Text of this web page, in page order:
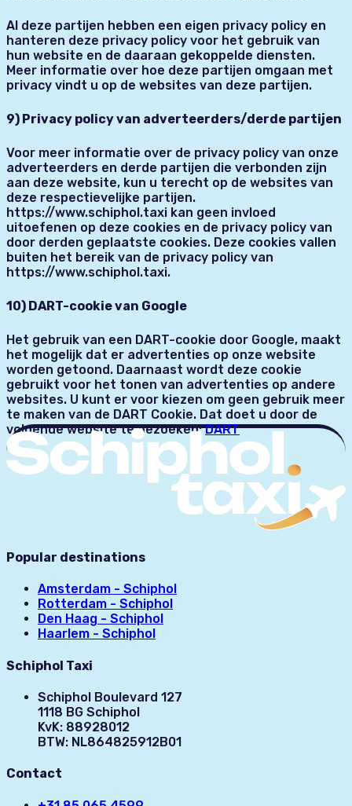
Al deze partijen hebben een eigen privacy policy en
hanteren deze privacy policy voor het gebruik van
hun website en de daaraan gekoppelde diensten.
Meer informatie over hoe deze partijen omgaan met
privacy vindt u op de websites van deze partijen.
9) Privacy policy van adverteerders/derde partijen
Voor meer informatie over de privacy policy van onze
adverteerders en derde partijen die verbonden zijn
aan deze website, kun u terecht op de websites van
deze respectievelijke partijen.
https://www.schiphol.taxi kan geen invloed
uitoefenen op deze cookies en de privacy policy van
door derden geplaatste cookies. Deze cookies vallen
buiten het bereik van de privacy policy van
https://www.schiphol.taxi.
10) DART-cookie van Google
Het gebruik van een DART-cookie door Google, maakt
het mogelijk dat er advertenties op onze website
worden getoond. Daarnaast wordt deze cookie
gebruikt voor het tonen van advertenties op andere
websites. U kunt er voor kiezen om geen gebruik meer
te maken van de DART Cookie. Dat doet u door de
volgende website te bezoeken:DART
Popular destinations
Amsterdam - Schiphol
Rotterdam - Schiphol
Den Haag - Schiphol
Haarlem - Schiphol
Schiphol Taxi
Schiphol Boulevard 127
1118 BG Schiphol
KvK: 88928012
BTW: NL864825912B01
Contact